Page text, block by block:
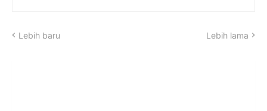
Lebih baru Lebih lama